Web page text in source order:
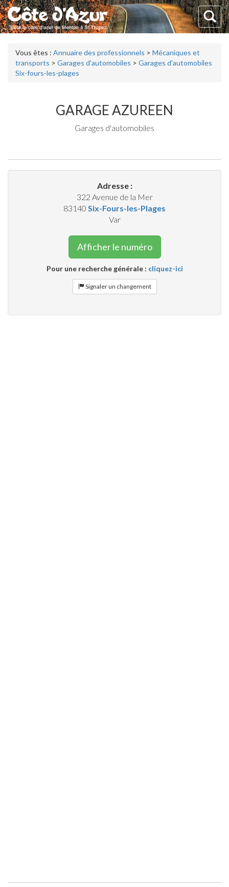
Vous êtes : Annuaire des professionnels > Mécaniques et
transports > Garages d'automobiles > Garages d'automobiles
Six-fours-les-plages
GARAGE AZUREEN
Garages d'automobiles
Adresse :
322 Avenue de la Mer
83140 Six-Fours-les-Plages
Var
Afficher le numéro
Pour une recherche générale : cliquez-ici
Signaler un changement